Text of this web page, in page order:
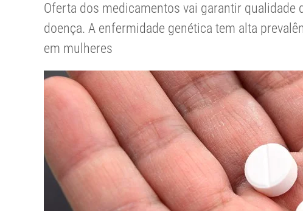
Oferta dos medicamentos vai garantir qualidade
doença. A enfermidade genética tem alta
em mulheres